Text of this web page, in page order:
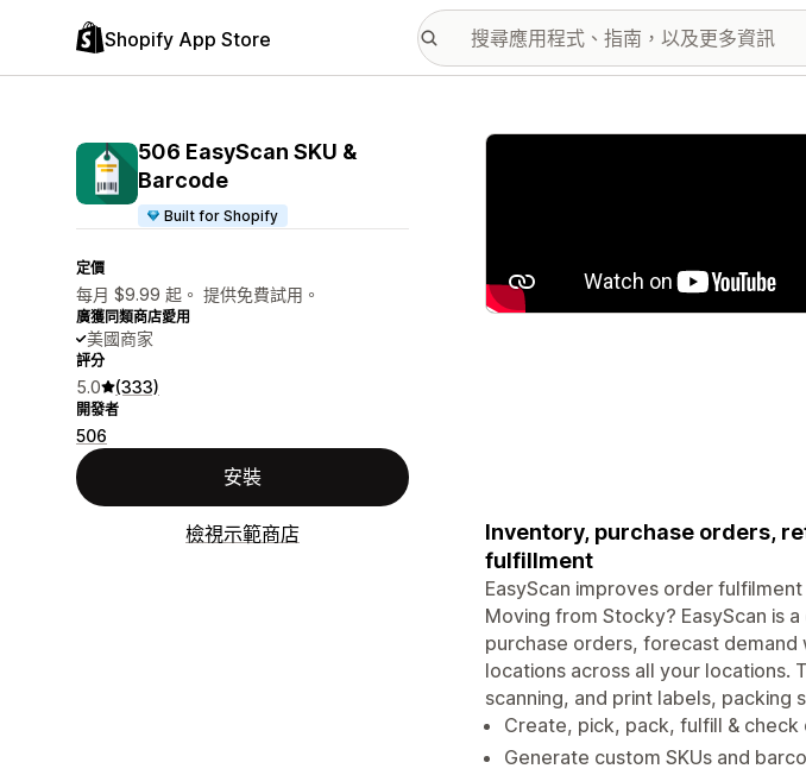
Shopify App Store
506 EasyScan SKU &
Barcode
Built for Shopify
定價
每月 $9.99 起。 提供免費試用。
廣獲同類商店愛用
美國商家
評分
5.0 (333)
開發者
506
安裝
檢視示範商店
主要圖片圖庫
Inventory, purchase orders,
fulfillment
EasyScan improves order
Moving from Stocky? EasyScan is
purchase orders, forecast demand
locations across all your locations.
scanning, and print labels, packing
Create, pick, pack, fulfill &
Generate custom SKUs and